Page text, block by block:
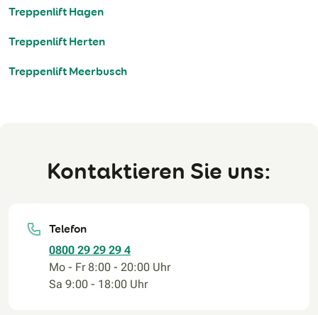
Treppenlift Hagen
Treppenlift Herten
Treppenlift Meerbusch
Kontaktieren Sie uns:
Telefon
0800 29 29 29 4
Mo - Fr 8:00 - 20:00 Uhr
Sa 9:00 - 18:00 Uhr